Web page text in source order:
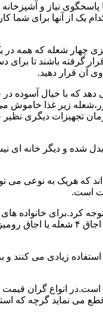
پاسخگوی نیاز و
یک از آنها برای شما
شعله که همه در
گرفته باشند تا
آن قرار دهید.
دهد که با خیال آسوده
زیر غذا خاموش
زمان تجهیزات دیگری
شده و دیگر خانه ای
که هریک به نوعی می
است.
توجه کرد.برای خانواده
زیادی می کنند و
انواع گران
نماید گرچه که